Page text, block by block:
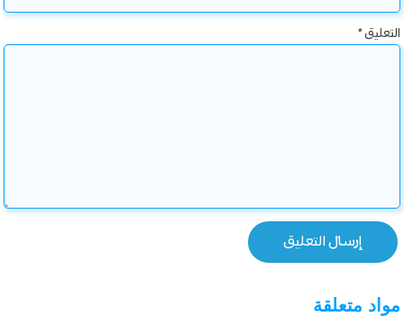
التعليق*
مواد متعلقة